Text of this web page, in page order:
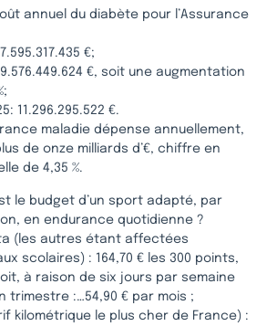
annuel du diabète pour l’Assurance
€;
€, soit une augmentation
11.296.295.522 €.
maladie dépense annuellement,
de onze milliards d’€, chiffre en
de 4,35 %.
le budget d’un sport adapté, par
en endurance quotidienne ?
(les autres étant affectées
scolaires) : 164,70 € les 300 points,
à raison de six jours par semaine
trimestre :…54,90 € par mois ;
kilométrique le plus cher de France) :